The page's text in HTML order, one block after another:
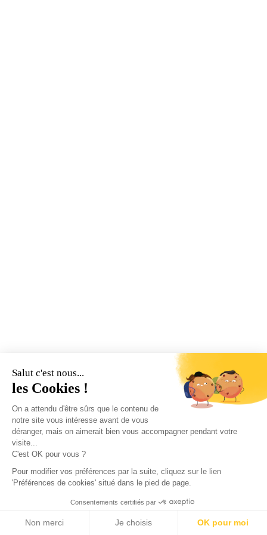
Salut c'est nous...
les Cookies !
On a attendu d'être sûrs que le contenu de
notre site vous intéresse avant de vous
déranger, mais on aimerait bien vous accompagner pendant votre
visite...
C'est OK pour vous ?
Pour modifier vos préférences par la suite, cliquez sur le lien
'Préférences de cookies' situé dans le pied de page.
Consentements certifiés par
Non merci Je choisis OK pour moi